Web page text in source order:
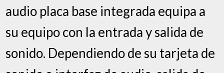
audio placa base integrada equipa a
su equipo con la entrada y salida de
sonido. Dependiendo de su tarjeta de